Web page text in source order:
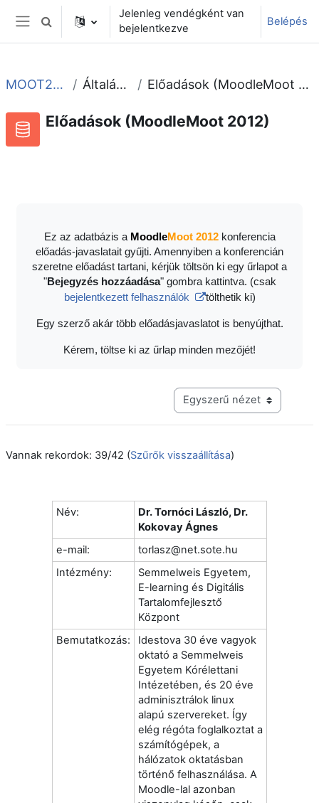
Tovább a fő tartalomhoz
Oldalpanel
Keresési bemeneti adatok váltása
Jelenleg vendégként van
bejelentkezve
Belépés
MOOT2012 Általános Előadások (MoodleMoot 2012)
Előadások (MoodleMoot 2012)
Ez az adatbázis a MoodleMoot 2012konferencia
előadás-javaslatait gyűjti. Amennyiben a konferencián
szeretne előadást tartani, kérjük töltsön ki egy űrlapot a
"Bejegyzés hozzáadása" gombra kattintva. (csak
bejelentkezett felhasználók
tölthetik ki)
Egy szerző akár több előadásjavaslatot is benyújthat.
Kérem, töltse ki az űrlap minden mezőjét!
Harmadik szintű navigáció
Vannak rekordok: 39/42 (Szűrők visszaállítása)
Név:
Dr. Tornóci László, Dr.
Kokovay Ágnes
e-mail:
torlasz@net.sote.hu
Intézmény:
Semmelweis Egyetem,
E-learning és Digitális
Tartalomfejlesztő
Központ
Bemutatkozás:
Idestova 30 éve vagyok
oktató a Semmelweis
Egyetem Kórélettani
Intézetében, és 20 éve
adminisztrálok linux
alapú szervereket. Így
elég régóta foglalkoztat a
számítógépek, a
hálózatok oktatásban
történő felhasználása. A
Moodle-lal azonban